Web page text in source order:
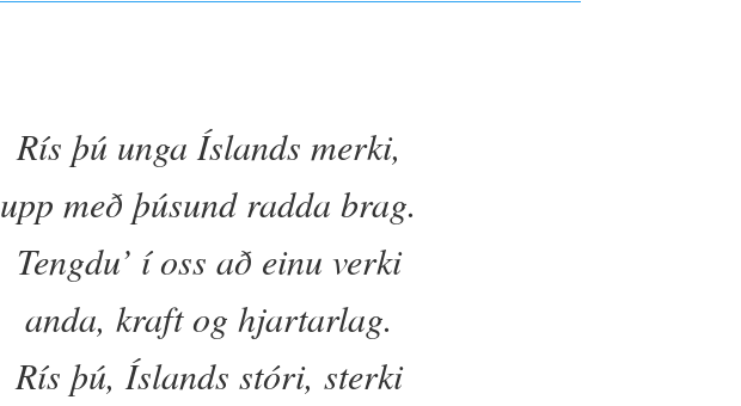
Rís þú unga Íslands merki,
upp með þúsund radda brag.
Tengdu’ í oss að einu verki
anda, kraft og hjartarlag.
Rís þú, Íslands stóri, sterki